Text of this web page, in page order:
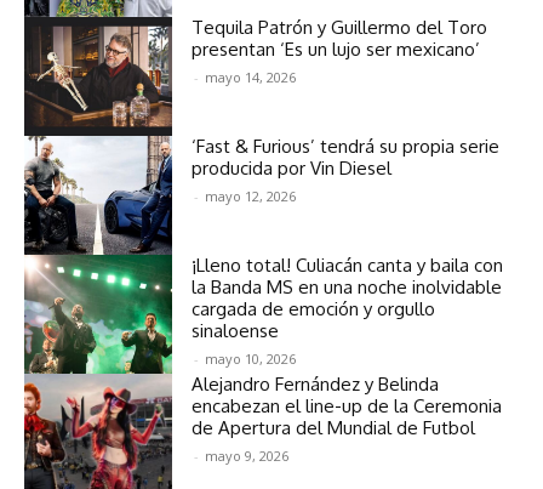
Tequila Patrón y Guillermo del Toro
presentan ‘Es un lujo ser mexicano’
- mayo 14, 2026
‘Fast & Furious’ tendrá su propia serie
producida por Vin Diesel
- mayo 12, 2026
¡Lleno total! Culiacán canta y baila con
la Banda MS en una noche inolvidable
cargada de emoción y orgullo
sinaloense
- mayo 10, 2026
Alejandro Fernández y Belinda
encabezan el line-up de la Ceremonia
de Apertura del Mundial de Futbol
- mayo 9, 2026